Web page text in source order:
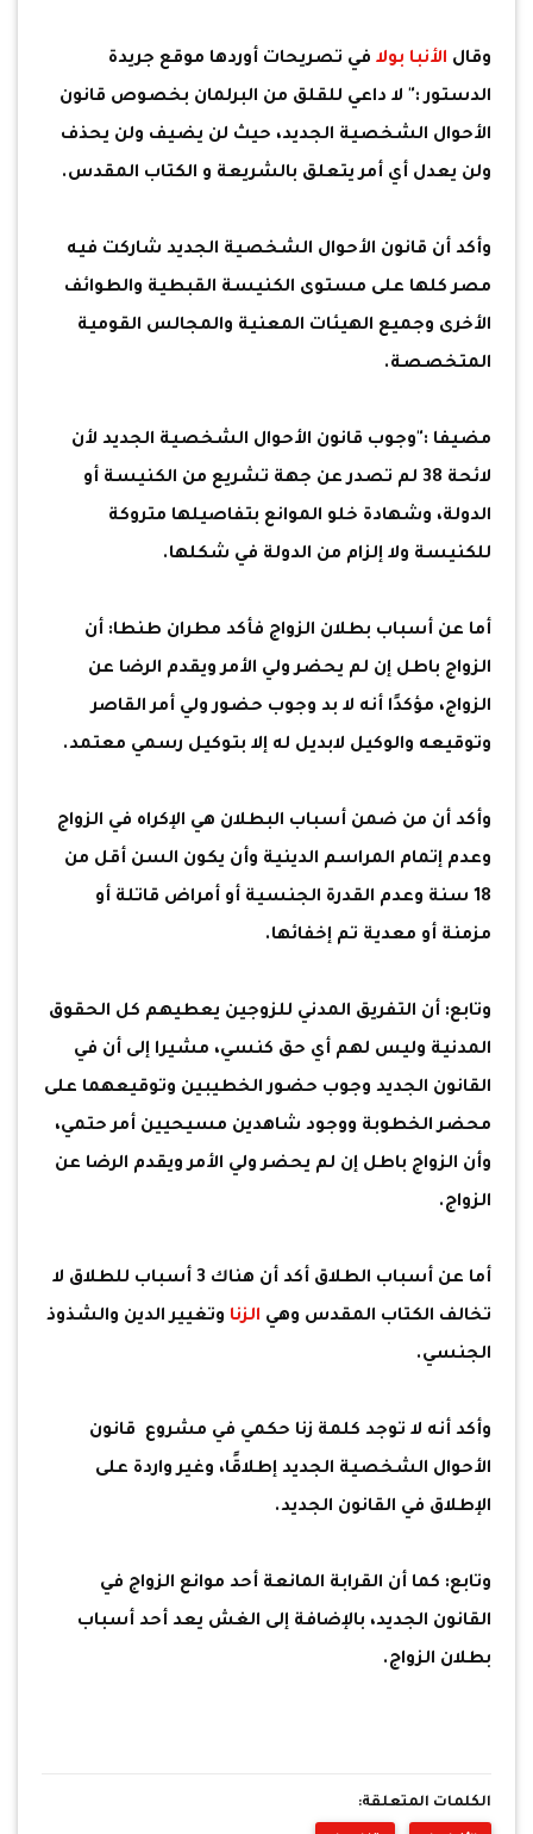
وقال الأنبا بولا في تصريحات أوردها موقع جريدة
الدستور :" لا داعي للقلق من البرلمان بخصوص قانون
الأحوال الشخصية الجديد، حيث لن يضيف ولن يحذف
ولن يعدل أي أمر يتعلق بالشريعة و الكتاب المقدس.
وأكد أن قانون الأحوال الشخصية الجديد شاركت فيه
مصر كلها على مستوى الكنيسة القبطية والطوائف
الأخرى وجميع الهيئات المعنية والمجالس القومية
المتخصصة.
مضيفا :"وجوب قانون الأحوال الشخصية الجديد لأن
لائحة 38 لم تصدر عن جهة تشريع من الكنيسة أو
الدولة، وشهادة خلو الموانع بتفاصيلها متروكة
للكنيسة ولا إلزام من الدولة في شكلها.
أما عن أسباب بطلان الزواج فأكد مطران طنطا: أن
الزواج باطل إن لم يحضر ولي الأمر ويقدم الرضا عن
الزواج، مؤكدًا أنه لا بد وجوب حضور ولي أمر القاصر
وتوقيعه والوكيل لابديل له إلا بتوكيل رسمي معتمد.
وأكد أن من ضمن أسباب البطلان هي الإكراه في الزواج
وعدم إتمام المراسم الدينية وأن يكون السن أقل من
18 سنة وعدم القدرة الجنسية أو أمراض قاتلة أو
مزمنة أو معدية تم إخفائها.
وتابع: أن التفريق المدني للزوجين يعطيهم كل الحقوق
المدنية وليس لهم أي حق كنسي، مشيرا إلى أن في
القانون الجديد وجوب حضور الخطيبين وتوقيعهما على
محضر الخطوبة ووجود شاهدين مسيحيين أمر حتمي،
وأن الزواج باطل إن لم يحضر ولي الأمر ويقدم الرضا عن
الزواج.
أما عن أسباب الطلاق أكد أن هناك 3 أسباب للطلاق لا
تخالف الكتاب المقدس وهي الزنا وتغيير الدين والشذوذ
الجنسي.
وأكد أنه لا توجد كلمة زنا حكمي في مشروع قانون
الأحوال الشخصية الجديد إطلاقًا، وغير واردة على
الإطلاق في القانون الجديد.
وتابع: كما أن القرابة المانعة أحد موانع الزواج في
القانون الجديد، بالإضافة إلى الغش يعد أحد أسباب
بطلان الزواج.
الكلمات المتعلقة: